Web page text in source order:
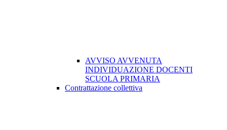
AVVISO AVVENUTA
INDIVIDUAZIONE DOCENTI
SCUOLA PRIMARIA
Contrattazione collettiva